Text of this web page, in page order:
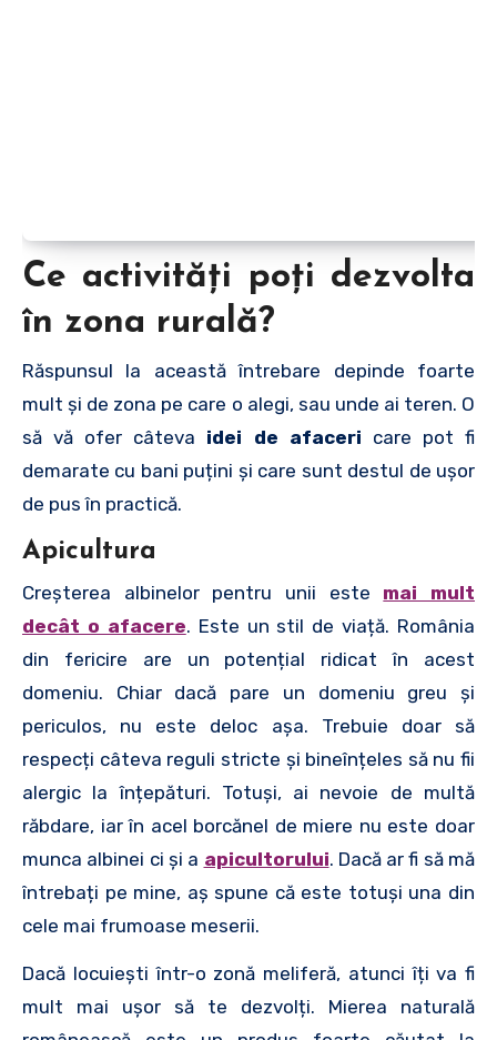
Ce activități poți dezvolta
în zona rurală?
Răspunsul la această întrebare depinde foarte
mult și de zona pe care o alegi, sau unde ai teren. O
să vă ofer câteva idei de afaceri care pot fi
demarate cu bani puțini și care sunt destul de ușor
de pus în practică.
Apicultura
Creșterea albinelor pentru unii este mai mult
decât o afacere. Este un stil de viață. România
din fericire are un potențial ridicat în acest
domeniu. Chiar dacă pare un domeniu greu și
periculos, nu este deloc așa. Trebuie doar să
respecți câteva reguli stricte și bineînțeles să nu fii
alergic la înțepături. Totuși, ai nevoie de multă
răbdare, iar în acel borcănel de miere nu este doar
munca albinei ci și a apicultorului. Dacă ar fi să mă
întrebați pe mine, aș spune că este totuși una din
cele mai frumoase meserii.
Dacă locuiești într-o zonă meliferă, atunci îți va fi
mult mai ușor să te dezvolți. Mierea naturală